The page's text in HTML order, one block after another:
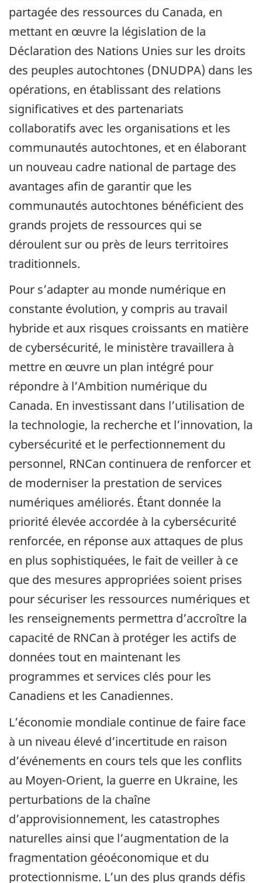
partagée des ressources du Canada, en
mettant en œuvre la législation de la
Déclaration des Nations Unies sur les droits
des peuples autochtones (DNUDPA) dans les
opérations, en établissant des relations
significatives et des partenariats
collaboratifs avec les organisations et les
communautés autochtones, et en élaborant
un nouveau cadre national de partage des
avantages afin de garantir que les
communautés autochtones bénéficient des
grands projets de ressources qui se
déroulent sur ou près de leurs territoires
traditionnels.
Pour s’adapter au monde numérique en
constante évolution, y compris au travail
hybride et aux risques croissants en matière
de cybersécurité, le ministère travaillera à
mettre en œuvre un plan intégré pour
répondre à l’Ambition numérique du
Canada. En investissant dans l’utilisation de
la technologie, la recherche et l’innovation, la
cybersécurité et le perfectionnement du
personnel, RNCan continuera de renforcer et
de moderniser la prestation de services
numériques améliorés. Étant donnée la
priorité élevée accordée à la cybersécurité
renforcée, en réponse aux attaques de plus
en plus sophistiquées, le fait de veiller à ce
que des mesures appropriées soient prises
pour sécuriser les ressources numériques et
les renseignements permettra d’accroître la
capacité de RNCan à protéger les actifs de
données tout en maintenant les
programmes et services clés pour les
Canadiens et les Canadiennes.
L’économie mondiale continue de faire face
à un niveau élevé d’incertitude en raison
d’événements en cours tels que les conflits
au Moyen-Orient, la guerre en Ukraine, les
perturbations de la chaîne
d’approvisionnement, les catastrophes
naturelles ainsi que l’augmentation de la
fragmentation géoéconomique et du
protectionnisme. L’un des plus grands défis